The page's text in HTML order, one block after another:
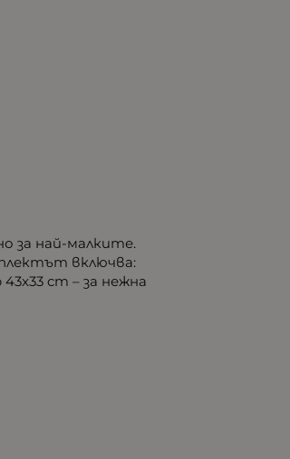
за най-малките.
включва:
cm – за нежна